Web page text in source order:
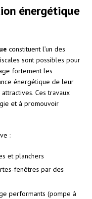
énergétique
constituent l’un des
sont possibles pour
fortement les
énergétique de leur
Ces travaux
et à promouvoir
:
et planchers
fenêtres par des
performants (pompe à